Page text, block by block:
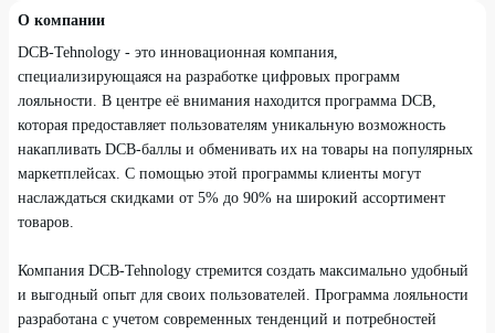
О компании
DCB-Tehnology - это инновационная компания,
специализирующаяся на разработке цифровых программ
лояльности. В центре её внимания находится программа DCB,
которая предоставляет пользователям уникальную возможность
накапливать DCB-баллы и обменивать их на товары на популярных
маркетплейсах. С помощью этой программы клиенты могут
наслаждаться скидками от 5% до 90% на широкий ассортимент
товаров.
Компания DCB-Tehnology стремится создать максимально удобный
и выгодный опыт для своих пользователей. Программа лояльности
разработана с учетом современных тенденций и потребностей